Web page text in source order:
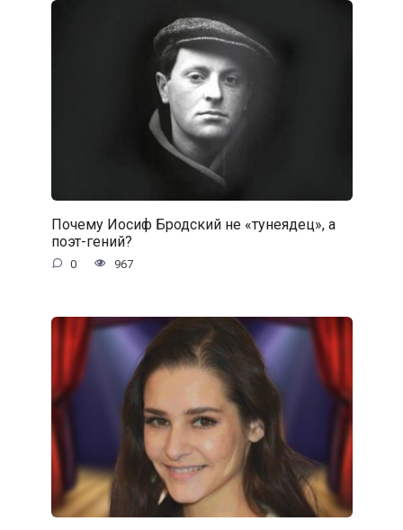
Почему Иосиф Бродский не «тунеядец», а
поэт-гений?
0 967